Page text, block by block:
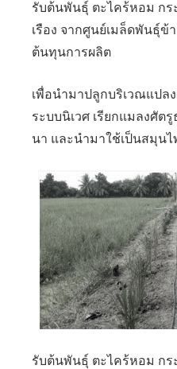
รับต้นพันธุ์ ตะไคร้หอม กร
เรือง จากศูนย์เมล็ดพันธุ์ข้
ต้นทุนการผลิต
เพื่อนำมาปลูกบริเวณแปล
ระบบนิเวศ เรียกแมลงศัต
นา และนำมาใช้เป็นสมุนไ
รับต้นพันธุ์ ตะไคร้หอม กร